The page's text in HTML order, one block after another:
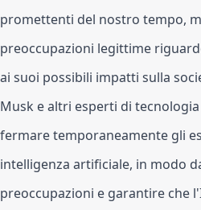
promettenti del nostro tempo,
preoccupazioni legittime
ai suoi possibili impatti sulla
Musk e altri esperti di
fermare temporaneamente gli
intelligenza artificiale, in modo
preoccupazioni e garantire che